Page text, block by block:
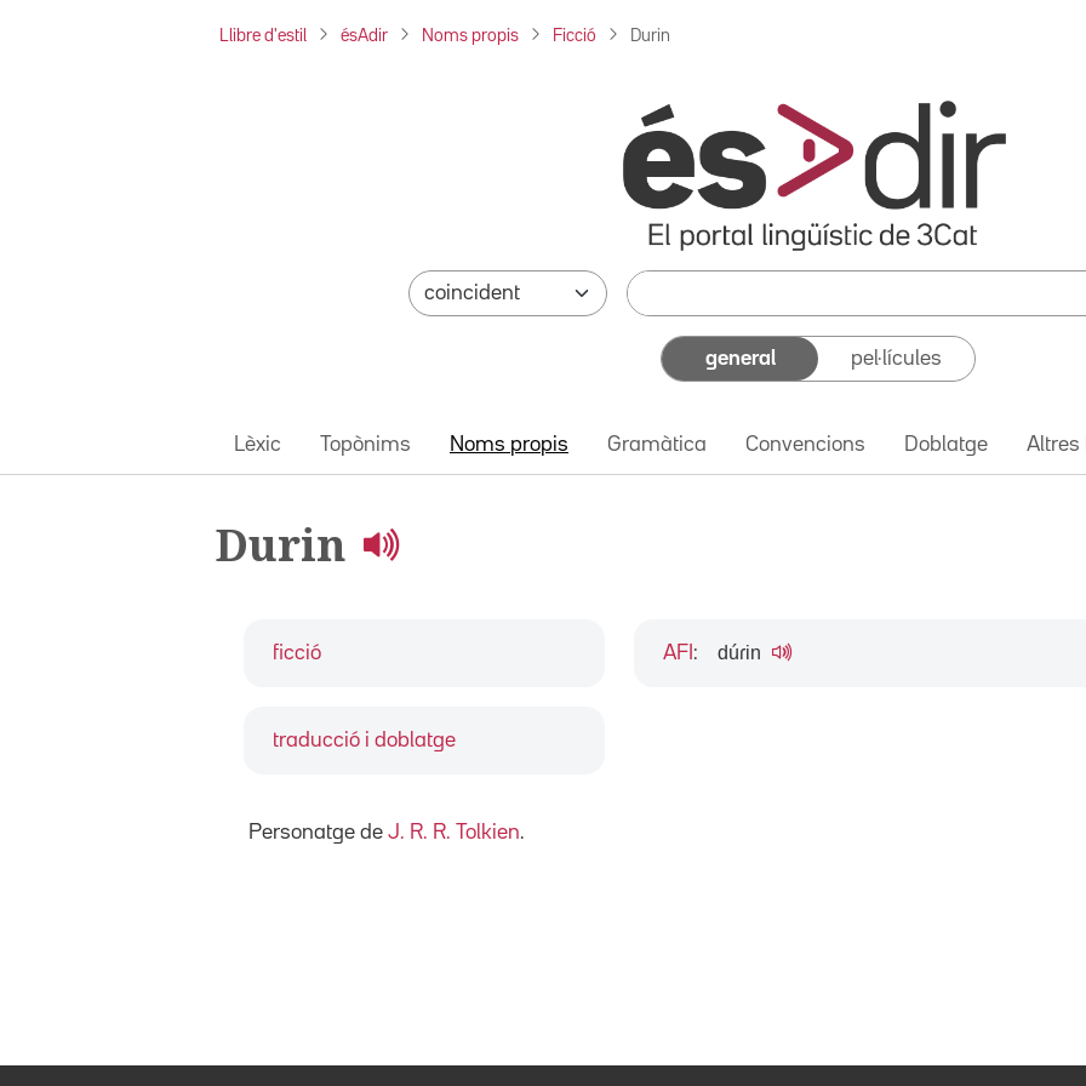
Llibre d'estil ésAdir Noms propis Ficció Durin
general pel·lícules
Lèxic Topònims Noms propis Gramàtica Convencions Doblatge Altres
Durin
ficció
traducció i doblatge
AFI : dúɾin
Personatge de J. R. R. Tolkien.